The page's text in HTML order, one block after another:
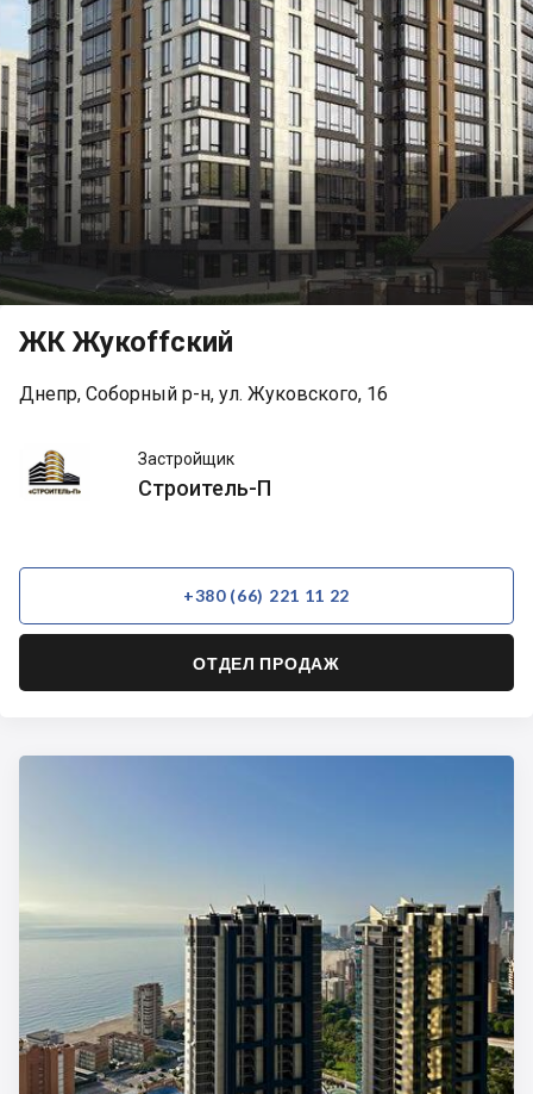
ЖК Жукоffский
Днепр, Соборный р-н, ул. Жуковского, 16
Строитель-
П
Застройщик
Строитель-П
+380 (66) 221 11 22
ОТДЕЛ ПРОДАЖ